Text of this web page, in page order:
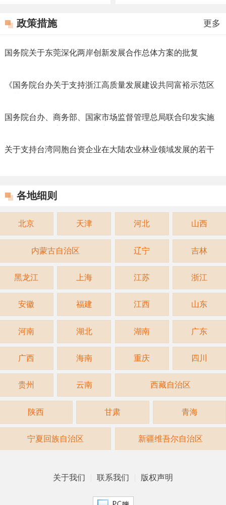
政策措施 更多
国务院关于东莞深化两岸创新发展合作总体方案的批复
《国务院台办关于支持浙江高质量发展建设共同富裕示范区
国务院台办、商务部、国家市场监督管理总局联合印发实施
关于支持台湾同胞台资企业在大陆农业林业领域发展的若干
各地细则
北京 天津 河北 山西
内蒙古自治区 辽宁 吉林
黑龙江 上海 江苏 浙江
安徽 福建 江西 山东
河南 湖北 湖南 广东
广西 海南 重庆 四川
贵州 云南 西藏自治区
陕西 甘肃 青海
宁夏回族自治区 新疆维吾尔自治区
关于我们 联系我们 版权声明